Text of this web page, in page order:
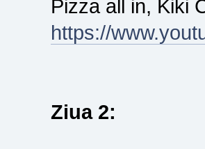
Pizza all in, Kiki
https://
Ziua 2: